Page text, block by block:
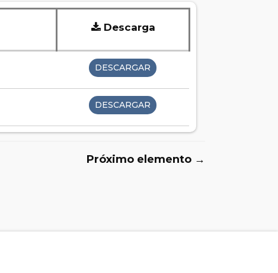
Descarga
DESCARGAR
DESCARGAR
Próximo elemento →